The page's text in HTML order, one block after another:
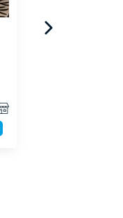
Set De Exterior
Moderno Gris